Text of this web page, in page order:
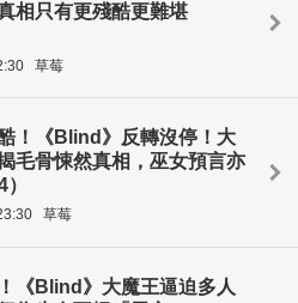
相只有更殘酷更難堪
草莓
！《Blind》反轉沒停！大
毛骨悚然真相，巫女預言亦
草莓
《Blind》大魔王逼迫多人